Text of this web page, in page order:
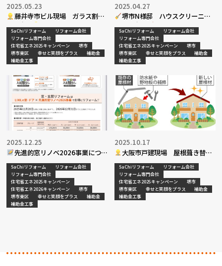
藤井寺市ビル現場 ガラス割替
工事完了
2025.05.23
SaChiリフォーム
リフォーム会社
リフォーム専門会社
住宅省エネ2025キャンペーン
堺市
堺市東区
幸せと笑顔をプラス
補助金
補助金工事
堺市N様邸 ハウスクリーニン
グ工事完了
2025.04.27
SaChiリフォーム
リフォーム会社
リフォーム専門会社
住宅省エネ2025キャンペーン
堺市
堺市東区
幸せと笑顔をプラス
補助金
補助金工事
先進的窓リノベ2026事業につい
て（リフォーム補助金：続編）
2025.12.25
SaChiリフォーム
リフォーム会社
リフォーム専門会社
住宅省エネ2025キャンペーン
住宅省エネ2026キャンペーン
堺市
堺市東区
幸せと笑顔をプラス
補助金
補助金工事
大阪市戸建現場 屋根葺き替え
工事
2025.10.17
SaChiリフォーム
リフォーム会社
リフォーム専門会社
住宅省エネ2025キャンペーン
堺市
堺市東区
幸せと笑顔をプラス
補助金
補助金工事